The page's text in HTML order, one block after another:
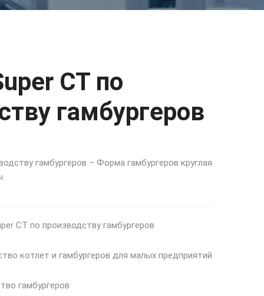
CT по
гамбургеров
гамбургеров – Форма гамбургеров круглая
CT по производству гамбургеров
котлет и гамбургеров для малых предприятий
гамбургеров